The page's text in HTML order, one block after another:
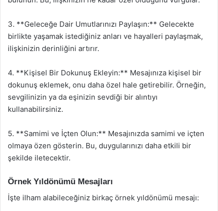
3. **Geleceğe Dair Umutlarınızı Paylaşın:** Gelecekte
birlikte yaşamak istediğiniz anları ve hayalleri paylaşmak,
ilişkinizin derinliğini artırır.
4. **Kişisel Bir Dokunuş Ekleyin:** Mesajınıza kişisel bir
dokunuş eklemek, onu daha özel hale getirebilir. Örneğin,
sevgilinizin ya da eşinizin sevdiği bir alıntıyı
kullanabilirsiniz.
5. **Samimi ve İçten Olun:** Mesajınızda samimi ve içten
olmaya özen gösterin. Bu, duygularınızı daha etkili bir
şekilde iletecektir.
Örnek Yıldönümü Mesajları
İşte ilham alabileceğiniz birkaç örnek yıldönümü mesajı: